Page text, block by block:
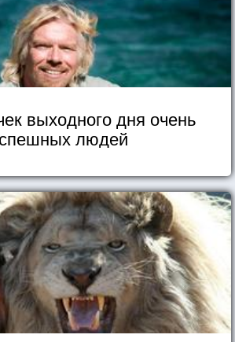
выходного дня очень
людей